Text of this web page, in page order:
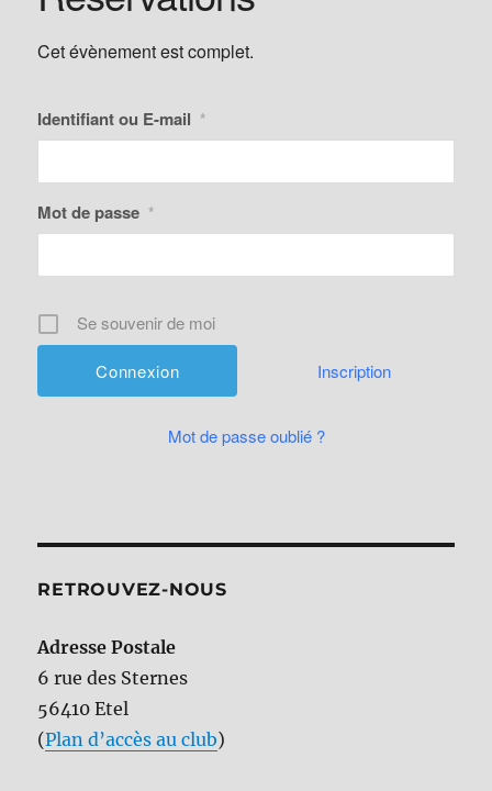
Cet évènement est complet.
Identifiant ou E-mail *
Mot de passe *
Se souvenir de moi
Inscription
Mot de passe oublié ?
RETROUVEZ-NOUS
Adresse Postale
6 rue des Sternes
56410 Etel
(Plan d’accès au club)